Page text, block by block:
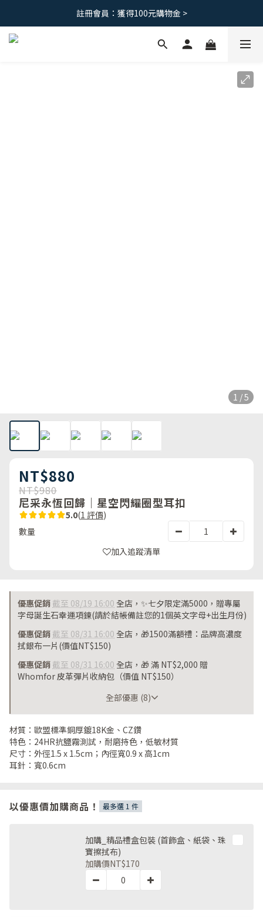
免運優惠｜台灣滿 1500 ，港澳滿2500
註冊會員：獲得100元購物金 >
免運優惠｜台灣滿 1500 ，港澳滿2500
1 / 5
NT$880
NT$980
尼采永恆回歸｜星空閃耀圈型耳扣
5.0(1 評價)
數量
加入追蹤清單
優惠促銷 截至 08/19 16:00 全店，✨七夕限定滿5000，贈專屬
字母誕生石幸運項鍊(請於結帳備註您的1個英文字母+出生月份)
優惠促銷 截至 08/31 16:00 全店，🎁1500滿額禮：品牌高濃度
拭銀布一片(價值NT$150)
優惠促銷 截至 08/31 16:00 全店，🎁 滿 NT$2,000 贈
Whomfor 皮革彈片收納包（價值 NT$150）
全部優惠 (8)
材質：歐盟標準銅厚鍍18K金、CZ鑽
特色：24HR抗鹽霧測試，耐磨持色，低敏材質
尺寸：外徑1.5 x 1.5cm；內徑寬0.9 x 高1cm
耳針：寬0.6cm
以優惠價加購商品！ 最多選 1 件
加購_精品禮盒包裝 (首飾盒、紙袋、珠
寶擦拭布)
加購價NT$170